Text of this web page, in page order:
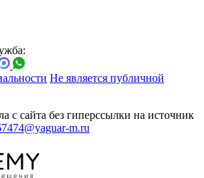
Не является публичной
с сайта без гиперссылки на источник
m.ru